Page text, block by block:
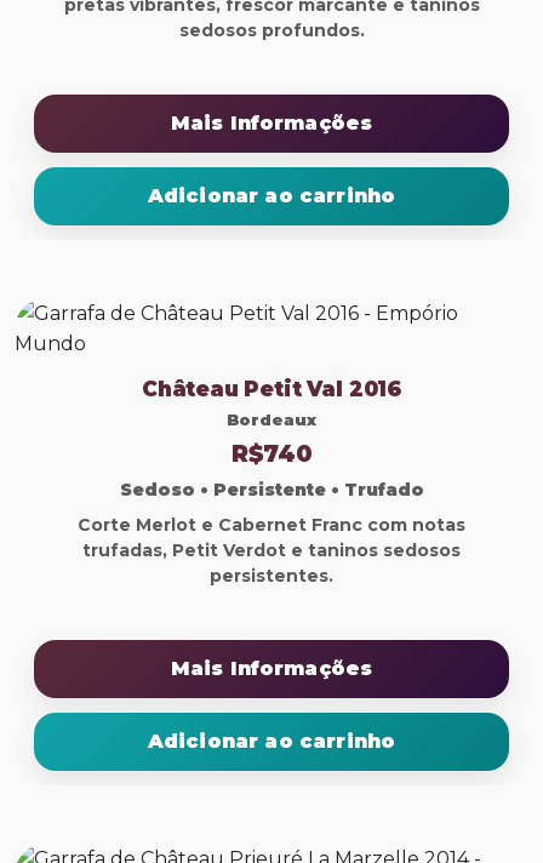
pretas vibrantes, frescor marcante e taninos
sedosos profundos.
Mais Informações
Adicionar ao carrinho
Château Petit Val 2016
Bordeaux
R$740
Sedoso • Persistente • Trufado
Corte Merlot e Cabernet Franc com notas
trufadas, Petit Verdot e taninos sedosos
persistentes.
Mais Informações
Adicionar ao carrinho